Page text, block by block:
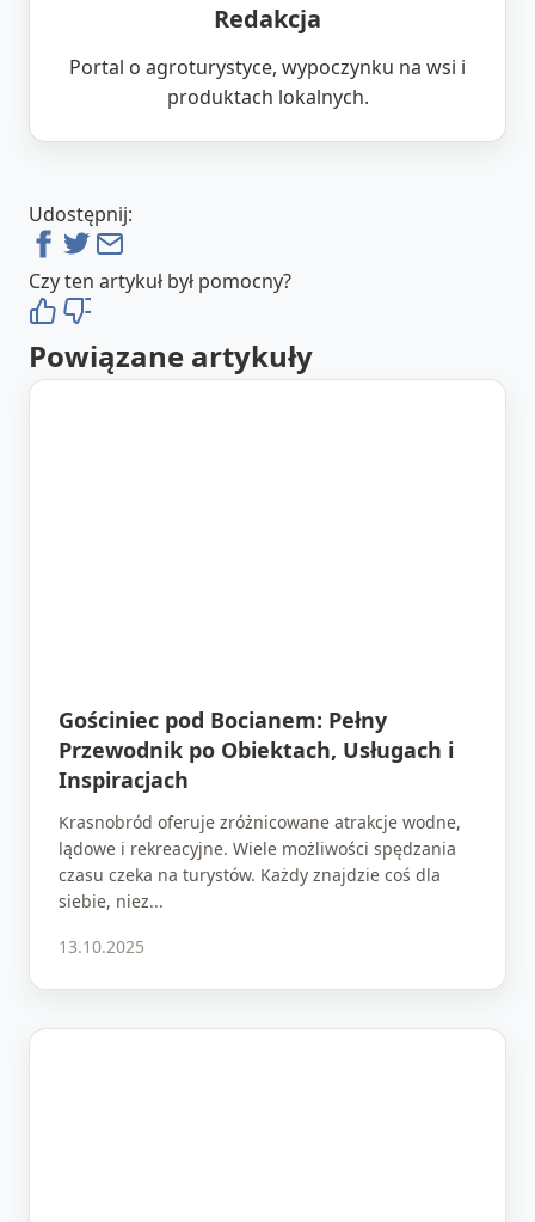
Redakcja
Portal o agroturystyce, wypoczynku na wsi i
produktach lokalnych.
Udostępnij:
Czy ten artykuł był pomocny?
Powiązane artykuły
Gościniec pod Bocianem: Pełny
Przewodnik po Obiektach, Usługach i
Inspiracjach
Krasnobród oferuje zróżnicowane atrakcje wodne,
lądowe i rekreacyjne. Wiele możliwości spędzania
czasu czeka na turystów. Każdy znajdzie coś dla
siebie, niez...
13.10.2025